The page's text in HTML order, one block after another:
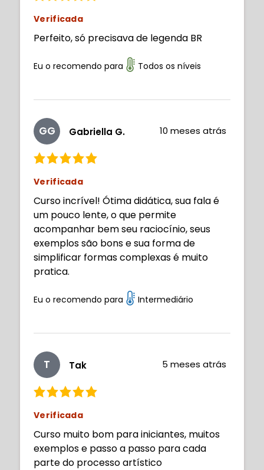
Verificada
Perfeito, só precisava de legenda BR
Eu o recomendo para Todos os níveis
GG Gabriella G. 10 meses atrás
Verificada
Curso incrível! Ótima didática, sua fala é
um pouco lente, o que permite
acompanhar bem seu raciocínio, seus
exemplos são bons e sua forma de
simplificar formas complexas é muito
pratica.
Eu o recomendo para Intermediário
T Tak 5 meses atrás
Verificada
Curso muito bom para iniciantes, muitos
exemplos e passo a passo para cada
parte do processo artístico